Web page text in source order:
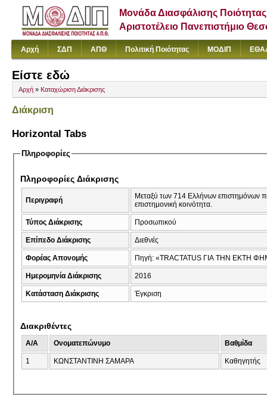
Μονάδα Διασφάλισης Ποιότητας
Αριστοτέλειο Πανεπιστήμιο
Αρχή ΣΔΠ ΑΠΘ Πολιτική Ποιότητας ΜΟΔΙΠ
Είστε εδώ
Αρχή » Καταχώριση Διάκρισης
Διάκριση
Horizontal Tabs
Πληροφορίες
Πληροφορίες Διάκρισης
Περιγραφή
Μεταξύ των 714 Ελλήνων επιστημόνων
επιστημονική κοινότητα.
Τύπος Διάκρισης Προσωπικού
Επίπεδο Διάκρισης Διεθνές
Φορέας Απονομής Πηγή: «TRACTATUS ΓΙΑ ΤΗΝ ΕΚΤΗ
Ημερομηνία Διάκρισης 2016
Κατάσταση Διάκρισης Έγκριση
Διακριθέντες
A/A Ονοματεπώνυμο Βαθμίδα
1 ΚΩΝΣΤΑΝΤΙΝΗ ΣΑΜΑΡΑ Καθηγητής